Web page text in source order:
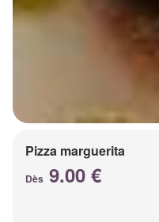
Pizza marguerita
Dès 9.00 €